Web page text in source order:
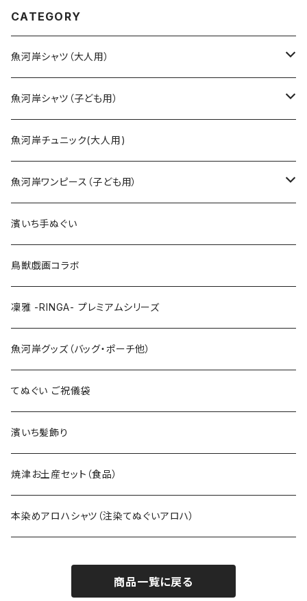
り 港町
CATEGORY
魚河岸シャツ（大人用）
SSサイズ
Sサイズ
Mサイズ
Lサイズ
LLサイズ
特大3Lサイズ
魚河岸シャツ（子ども用）
90cm
100cm
110cm
120cm
130cm
上下セット
魚河岸チュニック(大人用)
魚河岸ワンピース（子ども用）
100cm
120cm
濱いち手ぬぐい
鳥獣戯画コラボ
凜雅 -RINGA- プレミアムシリーズ
魚河岸グッズ（バッグ・ポーチ他）
てぬぐい ご祝儀袋
濱いち髪飾り
焼津お土産セット（食品）
本染めアロハシャツ（注染てぬぐいアロハ）
商品一覧に戻る